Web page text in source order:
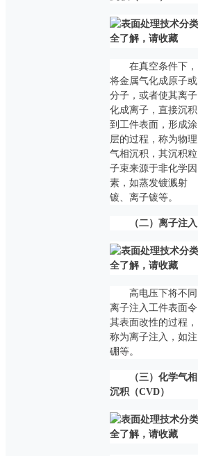
在真空条件下，
将金属气化成原子或
分子，或者使其离子
化成离子，直接沉积
到工件表面，形成涂
层的过程，称为物理
气相沉积，其沉积粒
子束来源于非化学因
素，如蒸发镀溅射
镀、离子镀等。
（二）离子注入
高电压下将不同
离子注入工件表面令
其表面改性的过程，
称为离子注入，如注
硼等。
（三）化学气相
沉积（CVD）